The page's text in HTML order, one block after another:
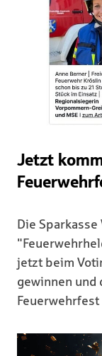
Jetzt
Die
jetzt beim
gewinnen und